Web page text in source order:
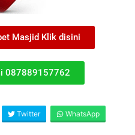
Masjid Klik disini
087889157762
Twitter WhatsApp